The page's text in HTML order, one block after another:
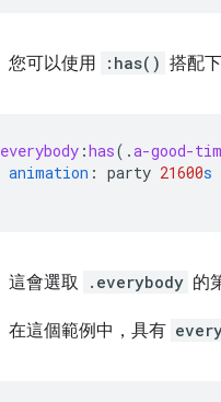
您可以使用 :has() 搭配
everybody :has( .a-good-
animation : party 21600s
這會選取 .everybody 的
在這個範例中，具有